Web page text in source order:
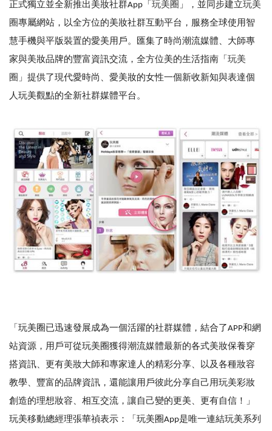
正式獨立並全新推出美妝社群App「 玩美圈 」，並同步建立玩美
圈專屬網站，以全方位的美妝社群互動平台，服務全球使用智
慧手機與平版裝置的愛美用戶。匯集了時尚潮流媒體、大師專
家與美妝品牌的豐富資訊交流，全方位美的生活指南「 玩美
圈 」提供了現代愛時尚、愛美妝的女性一個新收新知與表達個
人玩美觀點的全新社群媒體平台。
「玩美圈已迅速發展成為一個活躍的社群媒體，結合了APP和網
站資源，用戶可從玩美圈獲得潮流媒體最新的各式美妝保養穿
搭資訊、更有美妝大師和專家達人的精彩分享、以及各種妝容
教學、豐富的品牌資訊，還能讓用戶彼此分享自己用玩美彩妝
創造的理想妝容、相互交流，讓自己變的更美、更有自信！」
玩美移動總經理張華禎表示：「玩美圈App是唯一連結玩美系列